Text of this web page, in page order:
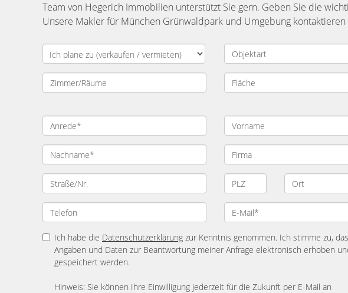
Team von Hegerich Immobilien unterstützt Sie gern. Geben Sie die
Unsere Makler für München Grünwaldpark und Umgebung
Ich habe die Datenschutzerklärung zur Kenntnis genommen. Ich stimme zu,
Angaben und Daten zur Beantwortung meiner Anfrage elektronisch erhoben
gespeichert werden.
Hinweis: Sie können Ihre Einwilligung jederzeit für die Zukunft per E-Mail an